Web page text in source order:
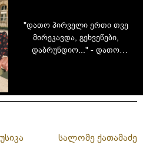
"დათო პირველი ერთი თვე
მირეკავდა, გეხვეწები,
დაბრუნდიო..." - დათო
კარიერა
სალომე ქათამაძე